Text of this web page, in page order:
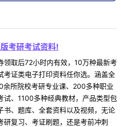
考研考试资料!
领取后72小时内有效，10万种最新考
考证类电子打印资料任你选。涵盖全
余所院校考研专业课、200多种职业
试、1100多种经典教材，产品类型包
书、题库、全套资料以及视频，无论
研复习、考证刷题，还是考前冲刺